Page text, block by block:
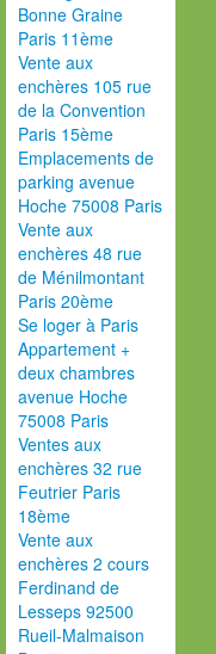
Bonne Graine
Paris 11ème
Vente aux
enchères 105 rue
de la Convention
Paris 15ème
Emplacements de
parking avenue
Hoche 75008 Paris
Vente aux
enchères 48 rue
de Ménilmontant
Paris 20ème
Se loger à Paris
Appartement +
deux chambres
avenue Hoche
75008 Paris
Ventes aux
enchères 32 rue
Feutrier Paris
18ème
Vente aux
enchères 2 cours
Ferdinand de
Lesseps 92500
Rueil-Malmaison